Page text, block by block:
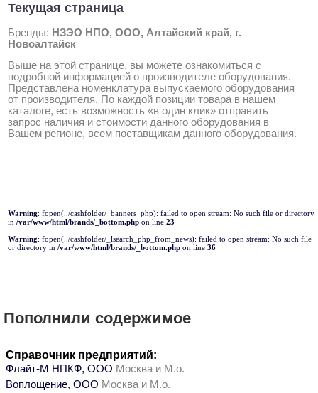
Текущая страница
Бренды: НЗЭО НПО, ООО, Алтайский край, г.
Новоалтайск
Выше на этой странице, вы можете ознакомиться с
подробной информацией о производителе оборудования.
Представлена номенклатура выпускаемого оборудования
от производителя. По каждой позиции товара в нашем
каталоге, есть возможность «в один клик» отправить
запрос наличия и стоимости данного оборудования в
Вашем регионе, всем поставщикам данного оборудования.
Warning: fopen(../cashfolder/_banners_php): failed to open stream: No such file or directory
in /var/www/html/brands/_bottom.php on line 23
Warning: fopen(../cashfolder/_lsearch_php_from_news): failed to open stream: No such file
or directory in /var/www/html/brands/_bottom.php on line 36
Пополнили содержимое
Справочник предприятий:
Флайт-М НПКФ, ООО Москва и М.о.
Воплощение, ООО Москва и М.о.